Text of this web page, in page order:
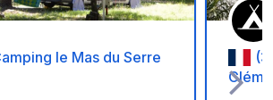
le Mas du Serre